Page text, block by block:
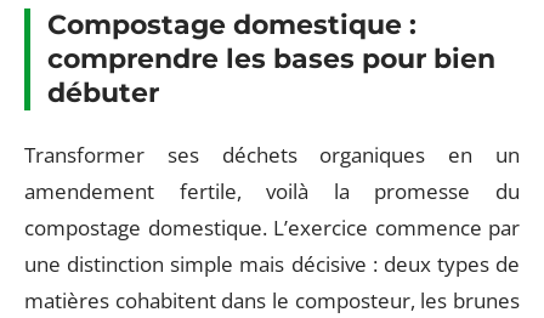
Compostage domestique :
comprendre les bases pour bien
débuter
Transformer ses déchets organiques en un
amendement fertile, voilà la promesse du
compostage domestique. L’exercice commence par
une distinction simple mais décisive : deux types de
matières cohabitent dans le composteur, les brunes